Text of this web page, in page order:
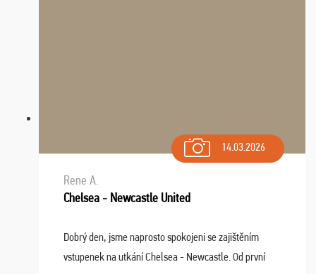
14.03.2026
Rene A.
Chelsea - Newcastle United
Dobrý den, jsme naprosto spokojeni se zajištěním
vstupenek na utkání Chelsea - Newcastle. Od první